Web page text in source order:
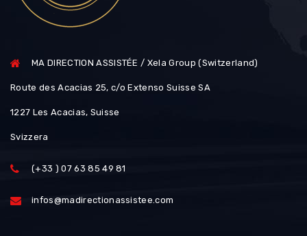
MA DIRECTION ASSISTÉE / Xela Group (Switzerland)
Route des Acacias 25, c/o Extenso Suisse SA
1227 Les Acacias, Suisse
Svizzera
(+33 ) 07 63 85 49 81
infos@madirectionassistee.com